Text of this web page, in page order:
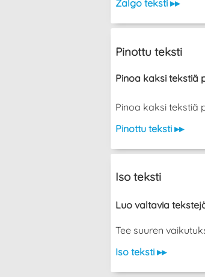
Zalgo teksti ▸▸
Pinottu teksti
Pinoa kaksi tekstiä
Pinoa kaksi tekstiä
Pinottu teksti ▸▸
Iso teksti
Luo valtavia
Tee suuren
Iso teksti ▸▸